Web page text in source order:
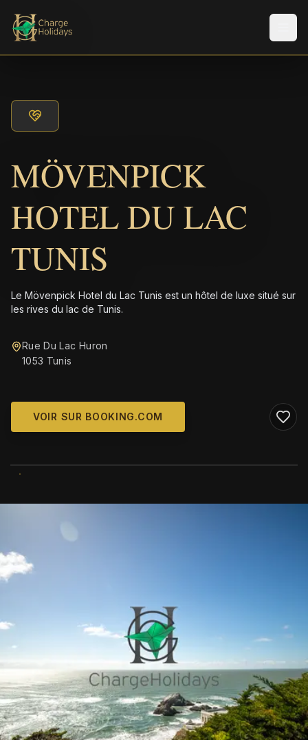
MÖVENPICK
HOTEL DU LAC
TUNIS
Le Mövenpick Hotel du Lac Tunis est un hôtel de luxe situé sur
les rives du lac de Tunis.
Rue Du Lac Huron
1053 Tunis
VOIR SUR BOOKING.COM